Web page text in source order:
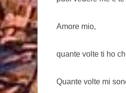
Amore mio,
quante volte ti ho
Quante volte mi